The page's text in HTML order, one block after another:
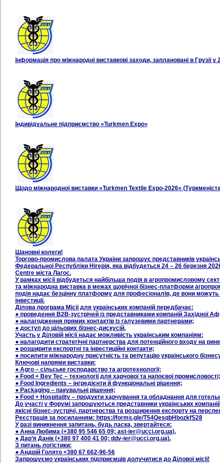
Інформація про міжнародні виставкові заходи, заплановані в Грузії у
Індивідуальне підприємство «Turkmen Ехро»
Щодо міжнародної виставки «Turkmen Textile Expo-2026»
Шановні колеги!
Торгово-промислова палата України запрошує представників
Федеральної Республіки Нігерія, яка відбудеться 24 – 26 березня
Centre міста Лагос.
У рамках місії відбудеться найбільша подія в агропромисловому
та міжнародна виставка в межах щорічної бізнес-платформи
подія надає безцінну платформу для професіоналів, де вони
інвестиції.
Ділова програма Місії для українських компаній передбачає:
● проведення B2B-зустрічей із представниками компаній Західної
● налагодження прямих контактів із галузевими партнерами;
● доступ до цільових бізнес-дискусій.
Участь у Діловій місії надає можливість українським компаніям:
● налагодити стратегічні партнерства для потенційного входу на
● розширити експортні та інвестиційні контакти;
● посилити міжнародну присутність та репутацію українського
Ключові напрями виставки:
● Agro – сільське господарство та агротехнології;
● Food + Bev Tec – технології для харчової та напоєвої промисловості;
● Food Ingredients – інгредієнти й функціональні рішення;
● Packaging – пакувальні рішення;
● Food + Hospitality – продукти харчування та обладнання для
До участі у Форумі запрошуються представники українських
якісні бізнес-зустрічі, партнерства та розширення експорту на
Реєстрація за посиланням: https://forms.gle/T54QesqbHbozkfS28
У разі виникнення запитань, будь ласка, звертайтеся:
● Анна Любима (+380 95 546 65 09; ast-ier@ucci.org.ua),
● Дар’я Данік (+380 97 400 41 00; ddv-ier@ucci.org.ua).
З питань логістики:
● Андрій Голято +380 67 662-96-56
Запрошуємо українських підприємців долучитися до Ділової місії!